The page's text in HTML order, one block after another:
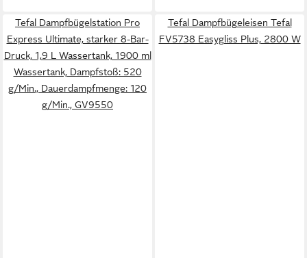
Tefal Dampfbügelstation Pro
Express Ultimate, starker 8-Bar-
Druck, 1,9 L Wassertank, 1900 ml
Wassertank, Dampfstoß: 520
g/Min., Dauerdampfmenge: 120
g/Min., GV9550
Tefal Dampfbügeleisen Tefal
FV5738 Easygliss Plus, 2800 W